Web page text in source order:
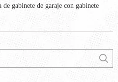
de gabinete de garaje con gabinete